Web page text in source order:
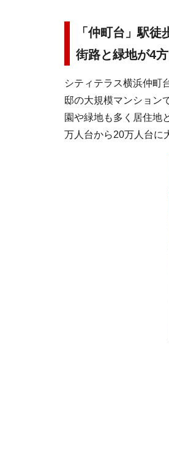
「仲町台」駅
街路と緑地が4
シティテラス横浜仲町
邸の大規模マンション
園や緑地も多く居住地
万人台から20万人台に